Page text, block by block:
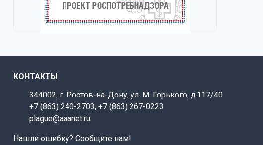
КОНТАКТЫ
344002, г. Ростов-на-Дону, ул. М. Горького, д.117/40
+7 (863) 240-2703, +7 (863) 267-0223
plague@aaanet.ru
Нашли ошибку? Сообщите нам!